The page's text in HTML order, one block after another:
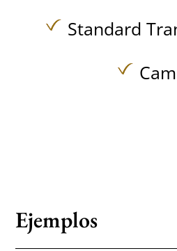
Standard
Ejemplos